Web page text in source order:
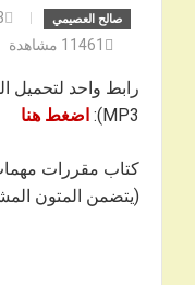
صالح العصيمي
11461 مشاهدة
MP3):
اضغط هنا
كتاب مقررات
(يتضمن المتون